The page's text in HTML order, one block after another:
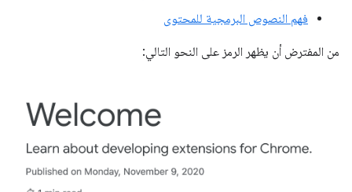
فهم النصوص البرمجية للمحتوى
من المفترض أن يظهر الرمز على النحو التالي: